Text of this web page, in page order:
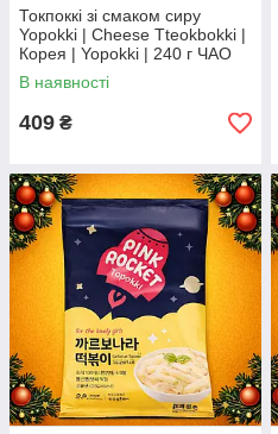
Токпоккі зі смаком сиру
Yopokki | Cheese Tteokbokki |
Корея | Yopokki | 240 г ЧAO
В наявності
409 ₴